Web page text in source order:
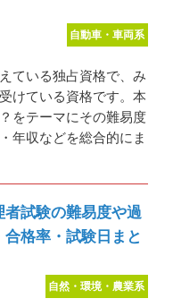
自動車・車両系
ている独占資格で、み
けている資格です。本
をテーマにその難易度
年収などを総合的にま
者試験の難易度や過
格率・試験日まと
自然・環境・農業系